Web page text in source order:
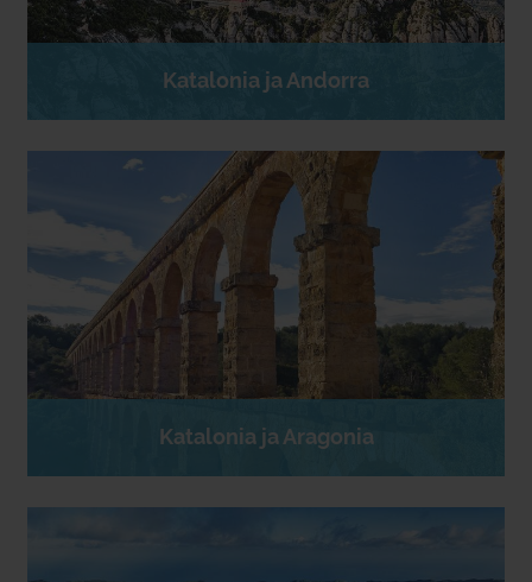
Katalonia ja Andorra
Katalonia ja Aragonia